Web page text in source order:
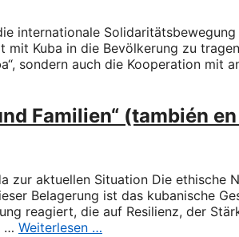
internationale
Kuba in die Bevölkerung zu
sondern auch die Kooperation mit
Familien“ (también
zur aktuellen Situation Die ethische
Belagerung ist das kubanische
reagiert, die auf Resilienz, der
… Weiterlesen …